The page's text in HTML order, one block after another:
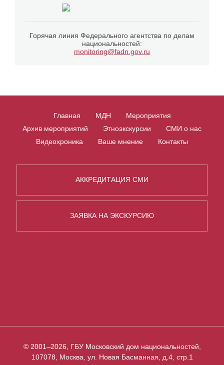
Горячая линия Федерального агентства по делам
национальностей:
monitoring@fadn.gov.ru
Главная МДН
Мероприятия
Архив мероприятий
Этноэкскурсии
СМИ о нас
Видеохроника
Ваше мнение Контакты
АККРЕДИТАЦИЯ СМИ
ЗАЯВКА НА ЭКСКУРСИЮ
© 2001–2026, ГБУ Московский дом национальностей,
107078, Москва, ул. Новая Басманная, д.4, стр.1